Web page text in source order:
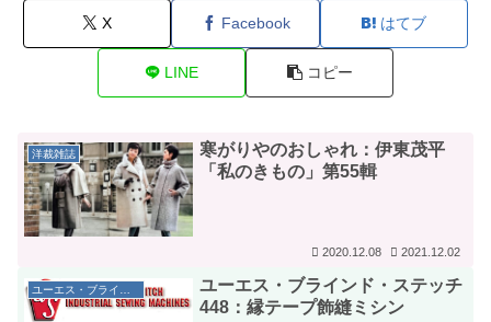
X Facebook はてブ
LINE コピー
洋裁雑誌
寒がりやのおしゃれ：伊東茂平
「私のきもの」第55輯
2020.12.08 2021.12.02
ユーエス・ブラインド・ステッチ
448：縁テープ飾縫ミシン